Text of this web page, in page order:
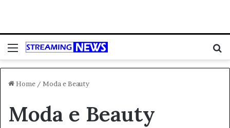
Menu
Home / Moda e Beauty
Moda e Beauty